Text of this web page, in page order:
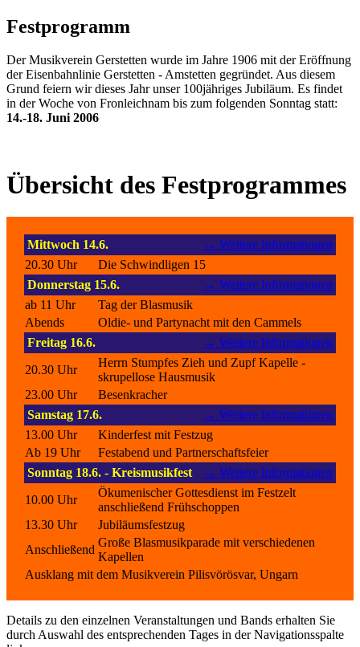
Festprogramm
Der Musikverein Gerstetten wurde im Jahre 1906 mit der Eröffnung
der Eisenbahnlinie Gerstetten - Amstetten gegründet. Aus diesem
Grund feiern wir dieses Jahr unser 100jähriges Jubiläum. Es findet
in der Woche von Fronleichnam bis zum folgenden Sonntag statt:
14.-18. Juni 2006
Übersicht des Festprogrammes
Mittwoch 14.6.
→ Weitere Informationen
20.30 Uhr
Die Schwindligen 15
Donnerstag 15.6.
→ Weitere Informationen
ab 11 Uhr
Tag der Blasmusik
Abends
Oldie- und Partynacht mit den Cammels
Freitag 16.6.
→ Weitere Informationen
20.30 Uhr
Herrn Stumpfes Zieh und Zupf Kapelle -
skrupellose Hausmusik
23.00 Uhr
Besenkracher
Samstag 17.6.
→ Weitere Informationen
13.00 Uhr
Kinderfest mit Festzug
Ab 19 Uhr
Festabend und Partnerschaftsfeier
Sonntag 18.6. - Kreismusikfest
→ Weitere Informationen
10.00 Uhr
Ökumenischer Gottesdienst im Festzelt
anschließend Frühschoppen
13.30 Uhr
Jubiläumsfestzug
Anschließend
Große Blasmusikparade mit verschiedenen
Kapellen
Ausklang mit dem Musikverein Pilisvörösvar, Ungarn
Details zu den einzelnen Veranstaltungen und Bands erhalten Sie
durch Auswahl des entsprechenden Tages in der Navigationsspalte